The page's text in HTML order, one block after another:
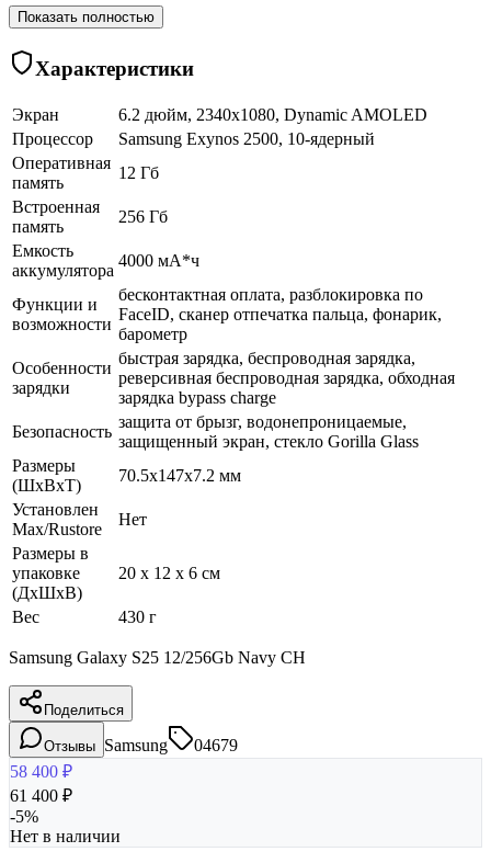
Показать полностью
Характеристики
Экран
6.2 дюйм, 2340x1080, Dynamic AMOLED
Процессор
Samsung Exynos 2500, 10-ядерный
Оперативная
память
12 Гб
Встроенная
память
256 Гб
Емкость
аккумулятора
4000 мА*ч
Функции и
возможности
бесконтактная оплата, разблокировка по
FaceID, сканер отпечатка пальца, фонарик,
барометр
Особенности
зарядки
быстрая зарядка, беспроводная зарядка,
реверсивная беспроводная зарядка, обходная
зарядка bypass charge
Безопасность
защита от брызг, водонепроницаемые,
защищенный экран, cтекло Gorilla Glass
Размеры
(ШхВхТ)
70.5x147x7.2 мм
Установлен
Max/Rustore
Нет
Размеры в
упаковке
(ДхШхВ)
20 x 12 x 6 см
Вес 430 г
Samsung Galaxy S25 12/256Gb Navy CH
Поделиться
Отзывы Samsung
04679
58 400 ₽
61 400 ₽
-5%
Нет в наличии